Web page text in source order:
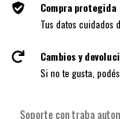
Compra protegida
Tus datos cuidados
Cambios y
Si no te gusta,
Soporte con traba